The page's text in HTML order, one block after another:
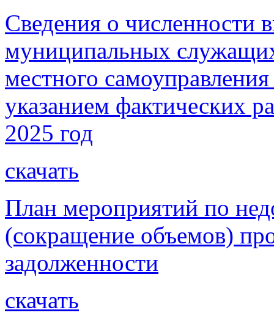
Сведения о
муниципальных
местного
указанием фактических
2025 год
скачать
План мероприятий по
(сокращение объемов)
задолженности
скачать